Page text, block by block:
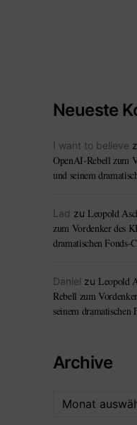
Neueste
I want to believe
OpenAI-Rebell zum
und seinem
Lad zu Leopold
zum Vordenker des
dramatischen Fonds-
Daniel zu Leopold
Rebell zum
seinem dramatischen
Archive